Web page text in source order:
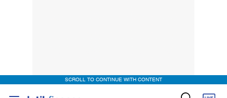
SCROLL TO CONTINUE WITH CONTENT